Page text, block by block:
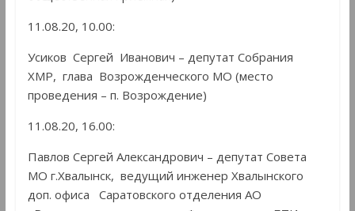
11.08.20, 10.00:
Усиков Сергей Иванович – депутат Собрания
ХМР, глава Возрожденческого МО (место
проведения – п. Возрождение)
11.08.20, 16.00:
Павлов Сергей Александрович – депутат Совета
МО г.Хвалынск, ведущий инженер Хвалынского
доп. офиса Саратовского отделения АО